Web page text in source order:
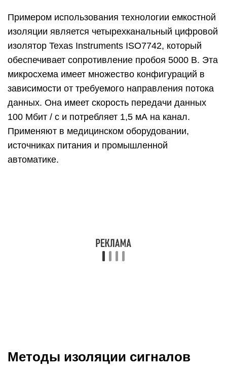
Примером использования технологии емкостной
изоляции является четырехканальный цифровой
изолятор Texas Instruments ISO7742, который
обеспечивает сопротивление пробоя 5000 В. Эта
микросхема имеет множество конфигураций в
зависимости от требуемого направления потока
данных. Она имеет скорость передачи данных
100 Мбит / с и потребляет 1,5 мА на канал.
Применяют в медицинском оборудовании,
источниках питания и промышленной
автоматике.
Методы изоляции сигналов